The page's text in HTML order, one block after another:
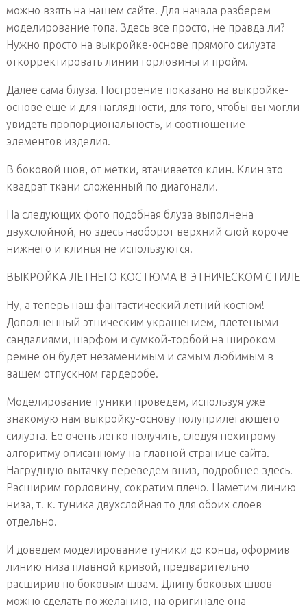
можно взять на нашем сайте. Для начала разберем
моделирование топа. Здесь все просто, не правда ли?
Нужно просто на выкройке-основе прямого силуэта
откорректировать линии горловины и пройм.
Далее сама блуза. Построение показано на выкройке-
основе еще и для наглядности, для того, чтобы вы могли
увидеть пропорциональность, и соотношение
элементов изделия.
В боковой шов, от метки, втачивается клин. Клин это
квадрат ткани сложенный по диагонали.
На следующих фото подобная блуза выполнена
двухслойной, но здесь наоборот верхний слой короче
нижнего и клинья не используются.
ВЫКРОЙКА ЛЕТНЕГО КОСТЮМА В ЭТНИЧЕСКОМ СТИЛЕ
Ну, а теперь наш фантастический летний костюм!
Дополненный этническим украшением, плетеными
сандалиями, шарфом и сумкой-торбой на широком
ремне он будет незаменимым и самым любимым в
вашем отпускном гардеробе.
Моделирование туники проведем, используя уже
знакомую нам выкройку-основу полуприлегающего
силуэта. Ее очень легко получить, следуя нехитрому
алгоритму описанному на главной странице сайта.
Нагрудную вытачку переведем вниз, подробнее здесь.
Расширим горловину, сократим плечо. Наметим линию
низа, т. к. туника двухслойная то для обоих слоев
отдельно.
И доведем моделирование туники до конца, оформив
линию низа плавной кривой, предварительно
расширив по боковым швам. Длину боковых швов
можно сделать по желанию, на оригинале она